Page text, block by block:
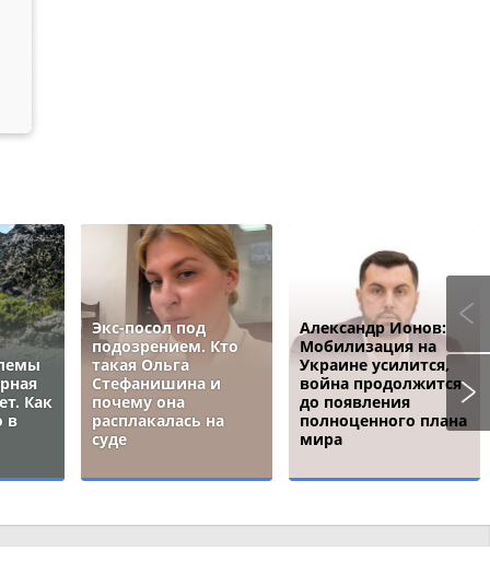
Как
в
Экс-посол под
подозрением. Кто
такая Ольга
Стефанишина и
почему она
расплакалась на
суде
Александр Ионов:
Мобилизация на
Украине усилится,
война продолжится
до появления
полноценного плана
мира